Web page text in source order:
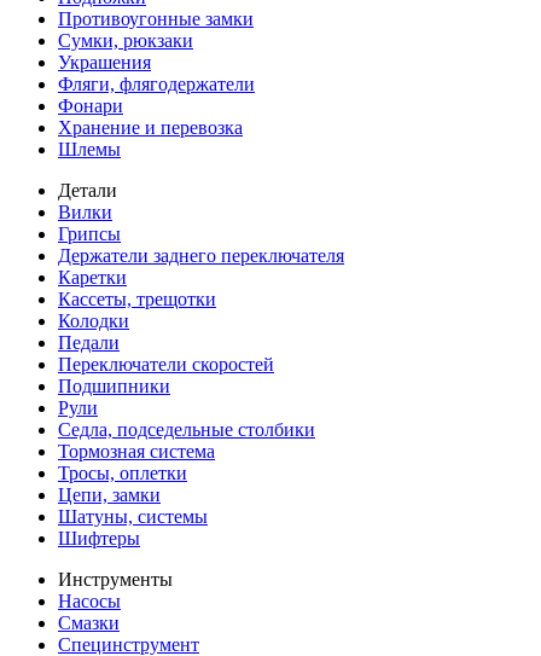
Противоугонные замки
Сумки, рюкзаки
Украшения
Фляги, флягодержатели
Фонари
Хранение и перевозка
Шлемы
Детали
Вилки
Грипсы
Держатели заднего переключателя
Каретки
Кассеты, трещотки
Колодки
Педали
Переключатели скоростей
Подшипники
Рули
Седла, подседельные столбики
Тормозная система
Тросы, оплетки
Цепи, замки
Шатуны, системы
Шифтеры
Инструменты
Насосы
Смазки
Специнструмент